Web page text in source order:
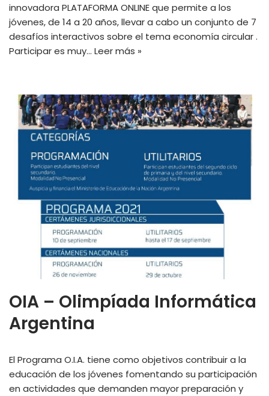
innovadora PLATAFORMA ONLINE que permite a los
jóvenes, de 14 a 20 años, llevar a cabo un conjunto de 7
desafíos interactivos sobre el tema economía circular .
Participar es muy… Leer más »
OIA – Olimpíada Informática
Argentina
El Programa O.I.A. tiene como objetivos contribuir a la
educación de los jóvenes fomentando su participación
en actividades que demanden mayor preparación y